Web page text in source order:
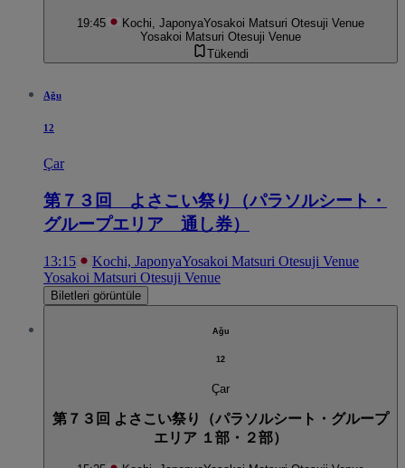
19:45 Kochi, JaponyaYosakoi Matsuri Otesuji Venue
Yosakoi Matsuri Otesuji Venue
Tükendi
Ağu
12
Çar
第７３回 よさこい祭り（パラソルシート・
グループエリア 通し券）
13:15 Kochi, JaponyaYosakoi Matsuri Otesuji Venue
Yosakoi Matsuri Otesuji Venue
Biletleri görüntüle
Ağu
12
Çar
第７３回 よさこい祭り（パラソルシート・グループ
エリア １部・２部）